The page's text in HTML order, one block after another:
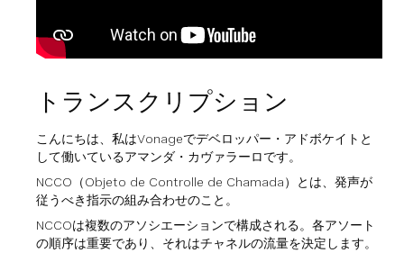
トランスクリプション
こんにちは、私はVonageでデベロッパー・アドボケイトと
して働いているアマンダ・カヴァラーロです。
NCCO（Objeto de Controlle de Chamada）とは、発声が
従うべき指示の組み合わせのこと。
NCCOは複数のアソシエーションで構成される。各アソート
の順序は重要であり、それはチャネルの流量を決定します。